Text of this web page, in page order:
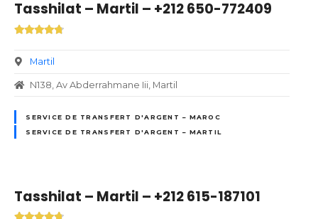
Tasshilat – Martil – +212 650-772409
Martil
N138, Av Abderrahmane Iii, Martil
SERVICE DE TRANSFERT D'ARGENT – MAROC
SERVICE DE TRANSFERT D'ARGENT – MARTIL
Tasshilat – Martil – +212 615-187101